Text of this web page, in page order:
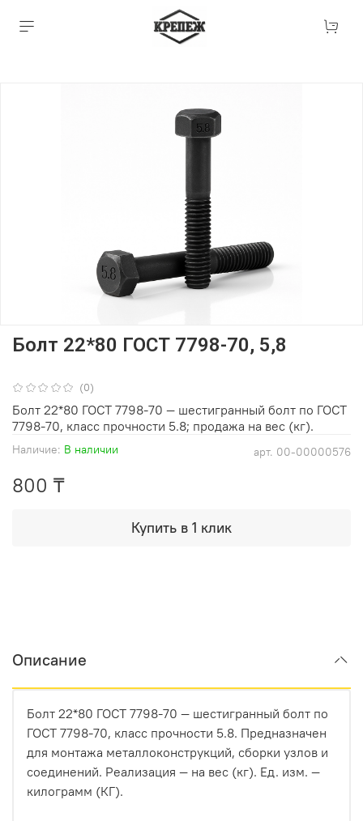
(0)
арт. 00-00000576
Наличие: В наличии
Болт 22*80 ГОСТ 7798-70, 5,8
800 ₸
Купить в 1 клик
Болт 22*80 ГОСТ 7798-70 — шестигранный болт по ГОСТ
7798-70, класс прочности 5.8; продажа на вес (кг).
Описание
Болт 22*80 ГОСТ 7798-70 — шестигранный болт по
ГОСТ 7798-70, класс прочности 5.8. Предназначен
для монтажа металлоконструкций, сборки узлов и
соединений. Реализация — на вес (кг). Ед. изм. —
килограмм (КГ).